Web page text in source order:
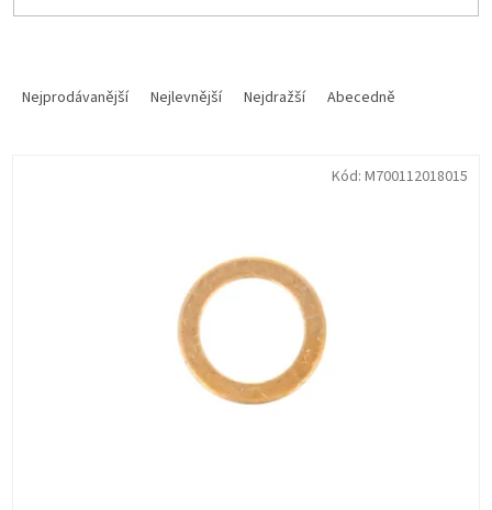
Nejprodávanější Nejlevnější Nejdražší Abecedně
Kód: M700112018015